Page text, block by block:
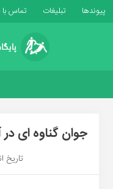
پیوندها تبلیغات تماس با
جوان گناوه ای در
تاریخ انتشار: